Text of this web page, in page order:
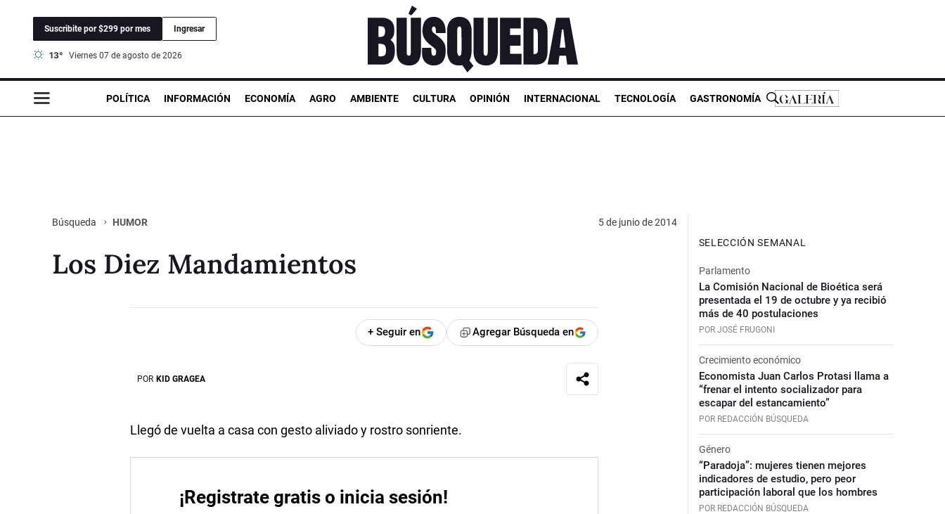
Suscribite por $299 por mes Ingresar
13° viernes 07 de agosto de 2026
POLÍTICA INFORMACIÓN ECONOMÍA AGRO AMBIENTE CULTURA OPINIÓN INTERNACIONAL TECNOLOGÍA GASTRONOMÍA
Búsqueda HUMOR 5 de junio de 2014
Los Diez Mandamientos
+ Seguir en Agregar Búsqueda en
POR KID GRAGEA
Llegó de vuelta a casa con gesto aliviado y rostro sonriente.
¡Registrate gratis o inicia sesión!
SELECCIÓN SEMANAL
Parlamento
La Comisión Nacional de Bioética será
presentada el 19 de octubre y ya recibió
más de 40 postulaciones
POR JOSÉ FRUGONI
Crecimiento económico
Economista Juan Carlos Protasi llama a
“frenar el intento socializador para
escapar del estancamiento”
POR REDACCIÓN BÚSQUEDA
Género
“Paradoja”: mujeres tienen mejores
indicadores de estudio, pero peor
participación laboral que los hombres
POR REDACCIÓN BÚSQUEDA